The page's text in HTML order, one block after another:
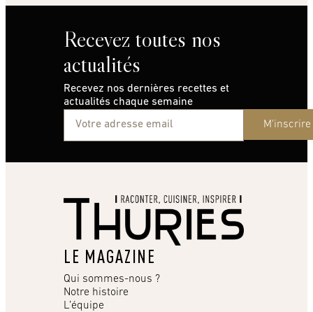
Recevez toutes nos
actualités
Recevez nos dernières recettes et
actualités chaque semaine
M'inscrire
LE MAGAZINE
Qui sommes-nous ?
Notre histoire
L’équipe